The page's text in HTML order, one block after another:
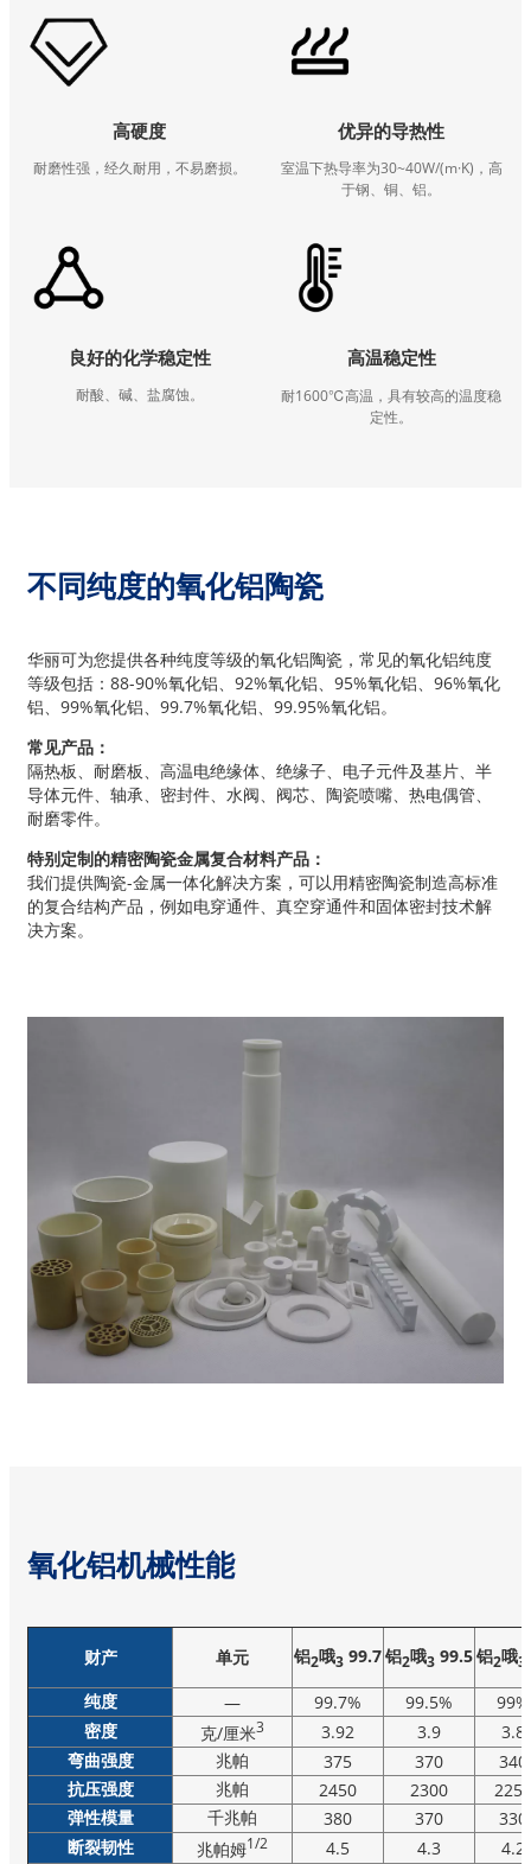
高硬度
耐磨性强，经久耐用，不易磨损。
优异的导热性
室温下热导率为30~40W/(m·K)，高
于钢、铜、铝。
良好的化学稳定性
耐酸、碱、盐腐蚀。
高温稳定性
耐1600℃高温，具有较高的温度稳
定性。
不同纯度的氧化铝陶瓷
华丽可为您提供各种纯度等级的氧化铝陶瓷，常见的氧化铝纯度
等级包括：88-90%氧化铝、92%氧化铝、95%氧化铝、96%氧化
铝、99%氧化铝、99.7%氧化铝、99.95%氧化铝。
常见产品：
隔热板、耐磨板、高温电绝缘体、绝缘子、电子元件及基片、半
导体元件、轴承、密封件、水阀、阀芯、陶瓷喷嘴、热电偶管、
耐磨零件。
特别定制的精密陶瓷金属复合材料产品：
我们提供陶瓷-金属一体化解决方案，可以用精密陶瓷制造高标准
的复合结构产品，例如电穿通件、真空穿通件和固体密封技术解
决方案。
氧化铝机械性能
财产 单元 铝2哦3 99.7铝2哦3 99.5铝2哦3
纯度
— 99.7% 99.5%
99%
密度
克/厘米3 3.92 3.9
3.8
弯曲强度
兆帕 375 370
340
抗压强度
兆帕 2450 2300
2250
弹性模量
千兆帕 380 370
330
断裂韧性
兆帕姆1/2 4.5 4.3
4.2